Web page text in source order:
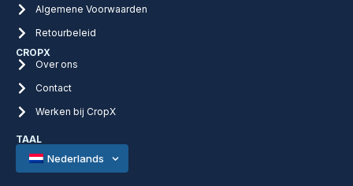
Algemene Voorwaarden
Retourbeleid
CROPX
Over ons
Contact
Werken bij CropX
TAAL
Nederlands